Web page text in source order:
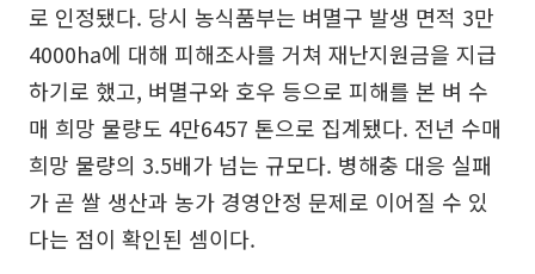
로 인정됐다. 당시 농식품부는 벼멸구 발생 면적 3만
4000ha에 대해 피해조사를 거쳐 재난지원금을 지급
하기로 했고, 벼멸구와 호우 등으로 피해를 본 벼 수
매 희망 물량도 4만6457 톤으로 집계됐다. 전년 수매
희망 물량의 3.5배가 넘는 규모다. 병해충 대응 실패
가 곧 쌀 생산과 농가 경영안정 문제로 이어질 수 있
다는 점이 확인된 셈이다.